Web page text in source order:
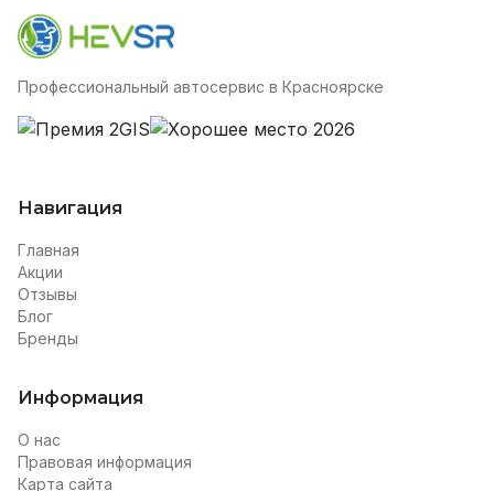
Профессиональный автосервис в Красноярске
Навигация
Главная
Акции
Отзывы
Блог
Бренды
Информация
О нас
Правовая информация
Карта сайта